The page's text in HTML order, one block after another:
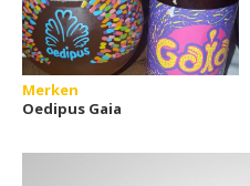
Merken
Oedipus Gaia